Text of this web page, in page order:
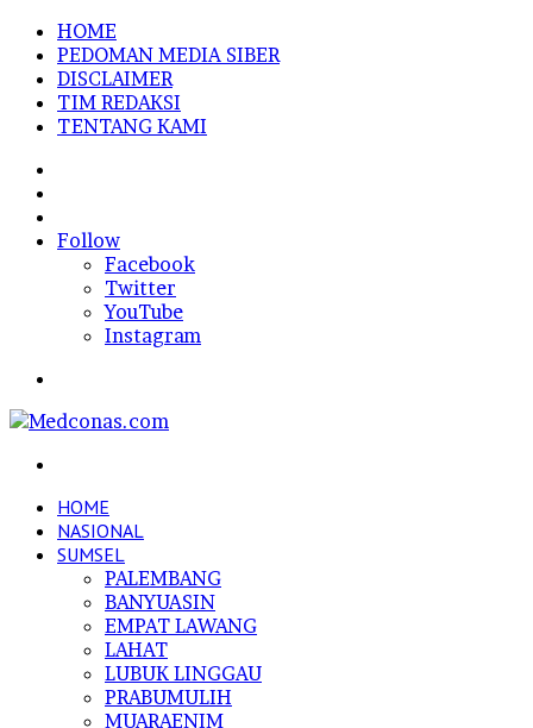
HOME
PEDOMAN MEDIA SIBER
DISCLAIMER
TIM REDAKSI
TENTANG KAMI
In
Follow
Facebook
Twitter
YouTube
Instagram
HOME
NASIONAL
SUMSEL
PALEMBANG
BANYUASIN
EMPAT LAWANG
LAHAT
LUBUK LINGGAU
PRABUMULIH
MUARAENIM